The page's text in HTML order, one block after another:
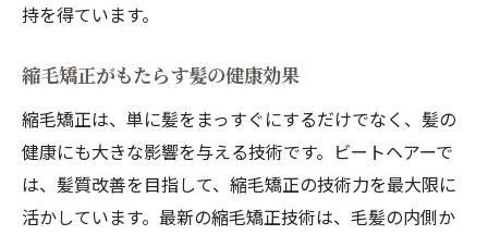
持を得ています。
縮毛矯正がもたらす髪の健康効果
縮毛矯正は、単に髪をまっすぐにするだけでなく、髪の
健康にも大きな影響を与える技術です。ビートヘアーで
は、髪質改善を目指して、縮毛矯正の技術力を最大限に
活かしています。最新の縮毛矯正技術は、毛髪の内側か